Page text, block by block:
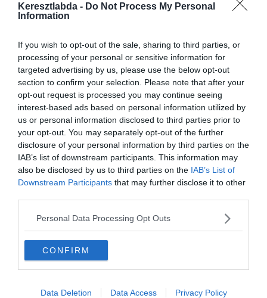
Keresztlabda - Do Not Process My Personal
Information
If you wish to opt-out of the sale, sharing to third parties, or
processing of your personal or sensitive information for
targeted advertising by us, please use the below opt-out
section to confirm your selection. Please note that after your
opt-out request is processed you may continue seeing
interest-based ads based on personal information utilized by
us or personal information disclosed to third parties prior to
your opt-out. You may separately opt-out of the further
disclosure of your personal information by third parties on the
IAB’s list of downstream participants. This information may
also be disclosed by us to third parties on the IAB’s List of
Downstream Participants that may further disclose it to other
Personal Data Processing Opt Outs
CONFIRM
Data Deletion Data Access Privacy Policy
Tájszólás feladat: az első tipped szinte biztosan rossz lesz
Kvíz: Megállnád a helyed vidéken? 8 kérdés, amire a választ
nagyszüleink fejből tudták.